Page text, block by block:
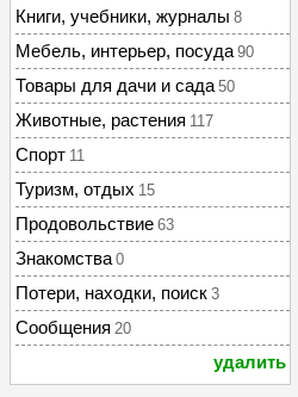
Книги, учебники, журналы 8
Мебель, интерьер, посуда 90
Товары для дачи и сада 50
Животные, растения 117
Спорт 11
Туризм, отдых 15
Продовольствие 63
Знакомства 0
Потери, находки, поиск 3
Сообщения 20
удалить